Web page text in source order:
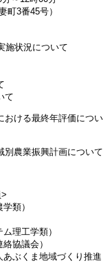
3番45号）
状況について
て
ける最終年評価につい
農業振興計画について
類）
工学類）
議会）
くま地域づくり推進